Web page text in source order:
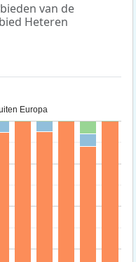
van de
Heteren
Europa